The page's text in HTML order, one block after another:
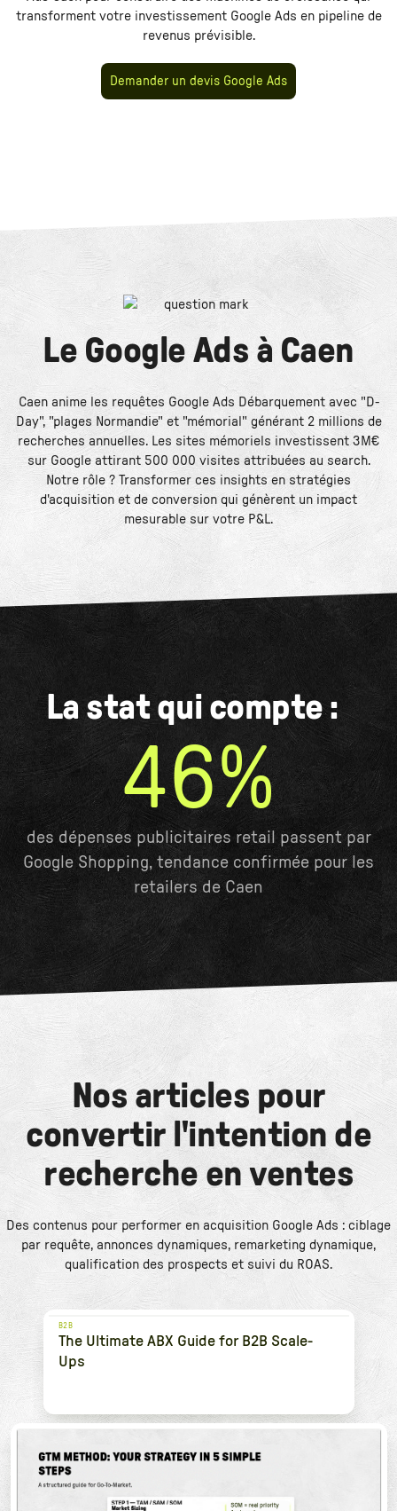
transforment votre investissement Google Ads en pipeline de
revenus prévisible.
Demander un devis Google Ads
Le Google Ads à Caen
Caen anime les requêtes Google Ads Débarquement avec "D-
Day", "plages Normandie" et "mémorial" générant 2 millions de
recherches annuelles. Les sites mémoriels investissent 3M€
sur Google attirant 500 000 visites attribuées au search.
Notre rôle ? Transformer ces insights en stratégies
d'acquisition et de conversion qui génèrent un impact
mesurable sur votre P&L.
La stat qui compte :
46%
des dépenses publicitaires retail passent par
Google Shopping, tendance confirmée pour les
retailers de Caen
Nos articles pour
convertir l'intention de
recherche en ventes
Des contenus pour performer en acquisition Google Ads : ciblage
par requête, annonces dynamiques, remarketing dynamique,
qualification des prospects et suivi du ROAS.
B2B
The Ultimate ABX Guide for B2B Scale-
Ups